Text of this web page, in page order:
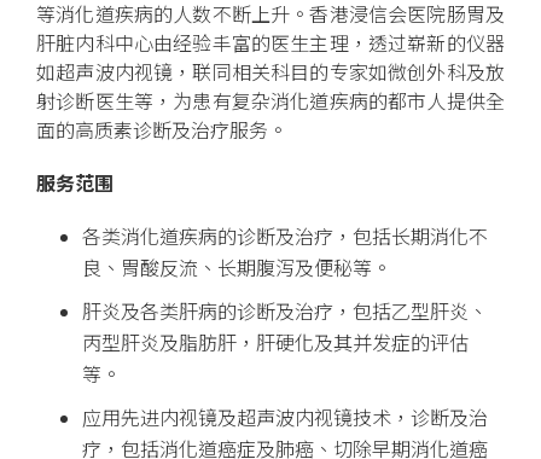
等消化道疾病的人数不断上升。香港浸信会医院肠胃及
肝脏内科中心由经验丰富的医生主理，透过崭新的仪器
如超声波内视镜，联同相关科目的专家如微创外科及放
射诊断医生等，为患有复杂消化道疾病的都市人提供全
面的高质素诊断及治疗服务。
服务范围
各类消化道疾病的诊断及治疗，包括长期消化不
良、胃酸反流、长期腹泻及便秘等。
肝炎及各类肝病的诊断及治疗，包括乙型肝炎、
丙型肝炎及脂肪肝，肝硬化及其并发症的评估
等。
应用先进内视镜及超声波内视镜技术，诊断及治
疗，包括消化道癌症及肺癌、切除早期消化道癌